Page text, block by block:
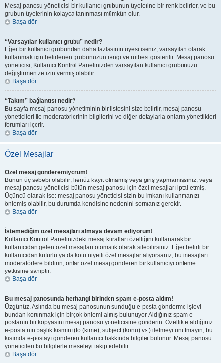
Mesaj panosu yöneticisi bir kullanıcı grubunun üyelerine bir renk belirler, ve bu
grubun üyelerinin kolayca tanınması mümkün olur.
Başa dön
“Varsayılan kullanıcı grubu” nedir?
Eğer bir kullanıcı grubundan daha fazlasının üyesi iseniz, varsayılan olarak
kullanmak için belirlenen grubunuzun rengi ve rütbesi gösterilir. Mesaj panosu
yöneticisi, Kullanıcı Kontrol Panelinizden varsayılan kullanıcı grubunuzu
değiştirmenize izin vermiş olabilir.
Başa dön
“Takım” bağlantısı nedir?
Bu sayfa mesaj panosu yönetiminin bir listesini size belirtir, mesaj panosu
yöneticileri ile moderatörlerinin bilgilerini ve diğer detaylarla onların yönettikleri
forumları içerir.
Başa dön
Özel Mesajlar
Özel mesaj gönderemiyorum!
Bunun üç sebebi olabilir; henüz kayıt olmamış veya giriş yapmamışsınız, veya
mesaj panosu yöneticisi bütün mesaj panosu için özel mesajları iptal etmiş.
Üçüncü olanak ise: mesaj panosu yöneticisi sizin bu imkanı kullanmanızı
önlemiş olabilir, bu durumda kendisine nedenini sormanız gerekir.
Başa dön
İstemediğim özel mesajları almaya devam ediyorum!
Kullanıcı Kontrol Panelinizdeki mesaj kuralları özelliğini kullanarak bir
kullanıcıdan gelen özel mesajları otomatik olarak silebilirsiniz. Eğer belirli bir
kullanıcıdan küfürlü ya da kötü niyetli özel mesajlar alıyorsanız, bu mesajları
moderatörlere bildirin; onlar özel mesaj gönderen bir kullanıcıyı önleme
yetkisine sahiptir.
Başa dön
Bu mesaj panosunda herhangi birinden spam e-posta aldım!
Üzgünüz. Aslında bu mesaj panosunun sunduğu e-posta gönderme işlevi
bundan korunmak için birçok önlemi almış bulunuyor. Aldığınız spam e-
postanın bir kopyasını mesaj panosu yöneticisine gönderin. Özellikle aldığınız
e-posta’nın başlık kısmını (to (kime), subject (konu) vs.) iletmeyi unutmayın, bu
kısımda e-postayı gönderen kullanıcı hakkında bilgiler bulunur. Mesaj panosu
yöneticileri bu bilgilerle meseleyi takip edebilir.
Başa dön